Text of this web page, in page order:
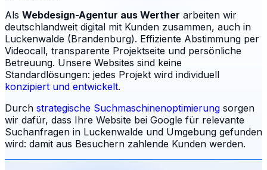
Als Webdesign-Agentur aus Werther arbeiten wir
deutschlandweit digital mit Kunden zusammen, auch in
Luckenwalde (Brandenburg). Effiziente Abstimmung per
Videocall, transparente Projektseite und persönliche
Betreuung. Unsere Websites sind keine
Standardlösungen: jedes Projekt wird individuell
konzipiert und entwickelt.
Durch strategische Suchmaschinenoptimierung sorgen
wir dafür, dass Ihre Website bei Google für relevante
Suchanfragen in Luckenwalde und Umgebung gefunden
wird: damit aus Besuchern zahlende Kunden werden.